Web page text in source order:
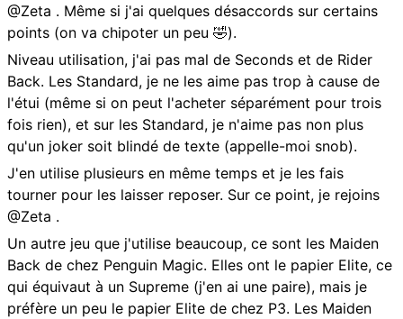
@Zeta . Même si j'ai quelques désaccords sur certains
points (on va chipoter un peu 🤣).
Niveau utilisation, j'ai pas mal de Seconds et de Rider
Back. Les Standard, je ne les aime pas trop à cause de
l'étui (même si on peut l'acheter séparément pour trois
fois rien), et sur les Standard, je n'aime pas non plus
qu'un joker soit blindé de texte (appelle-moi snob).
J'en utilise plusieurs en même temps et je les fais
tourner pour les laisser reposer. Sur ce point, je rejoins
@Zeta .
Un autre jeu que j'utilise beaucoup, ce sont les Maiden
Back de chez Penguin Magic. Elles ont le papier Elite, ce
qui équivaut à un Supreme (j'en ai une paire), mais je
préfère un peu le papier Elite de chez P3. Les Maiden